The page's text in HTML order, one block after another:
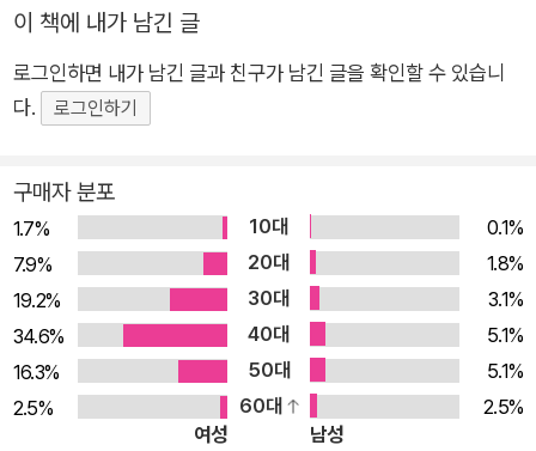
고도 예리한 문장, 현과 아버지-세자와 전하로 정교히 겹쳐지는
을 놓치지 않는 몰입의 흔적. 장르를 유연히 넘나드는 서사는 또
어떤가. 추리물이라는 외피를 지녔으나 『붉은 궁』의 기저에는 범
경계를 짓지 않고 오히려 그것을 조금씩 무너트리며 나아가는 소
설. 그 탈피된 ‘구별 짓기’는 서얼이자 의녀인 ‘현’의 캐릭터와도
맞닿는다. 마음이 향한 곳으로 굳건히 방향을 틀고, 사랑에 몸을
맡기며 계급과 성별의 벽을 넘어서는 ‘현’. 이 책을 펼친 누구든
‘현’의 여정에 기꺼이 동행할 것이라, 그 끝에서 큰 용기를 얻으리
라 믿는다. -성해나 소설가 2022년 《사라진 소녀들의 숲》을 통
해 한국 독자들에게 강렬한 인상을 준 허주은 작가가 2023년 에
드거 앨런 포 수상작 《붉은 궁》으로 돌아왔다. 조선시대 영조 치
이 책에 내가 남긴 글
로그인하면 내가 남긴 글과 친구가 남긴 글을 확인할 수 있습니
다.
로그인하기
구매자 분포
1.7% 10대
0.1%
7.9%
20대
1.8%
19.2%
30대
3.1%
34.6%
40대
5.1%
16.3%
50대
5.1%
2.5%
60대
2.5%
여성
남성